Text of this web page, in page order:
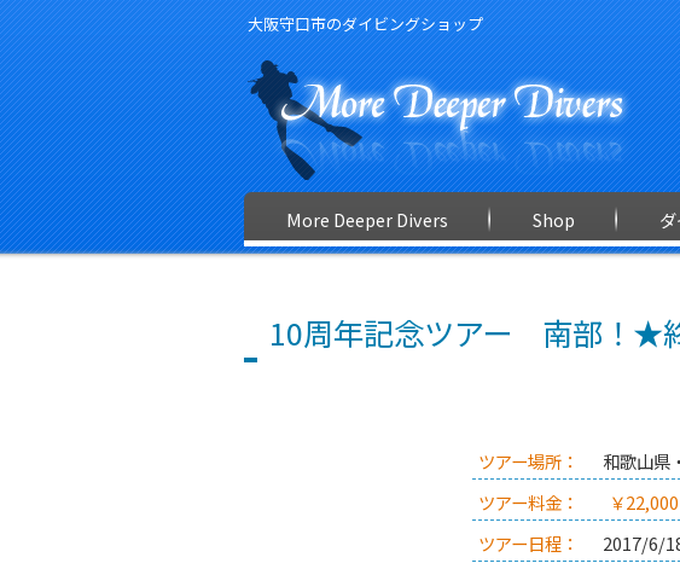
大阪守口市のダイビングショップ
More Deeper Divers Shop
10周年記念ツアー 南部！★
ツアー場所：
和歌山県
ツアー料金：
￥22,000
ツアー日程：
2017/6/